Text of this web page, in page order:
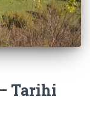
Tarihi